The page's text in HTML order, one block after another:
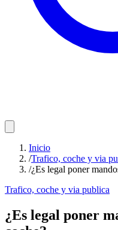
Inicio
/Trafico, coche y via
/¿Es legal poner
Trafico, coche y via publica
¿Es legal poner